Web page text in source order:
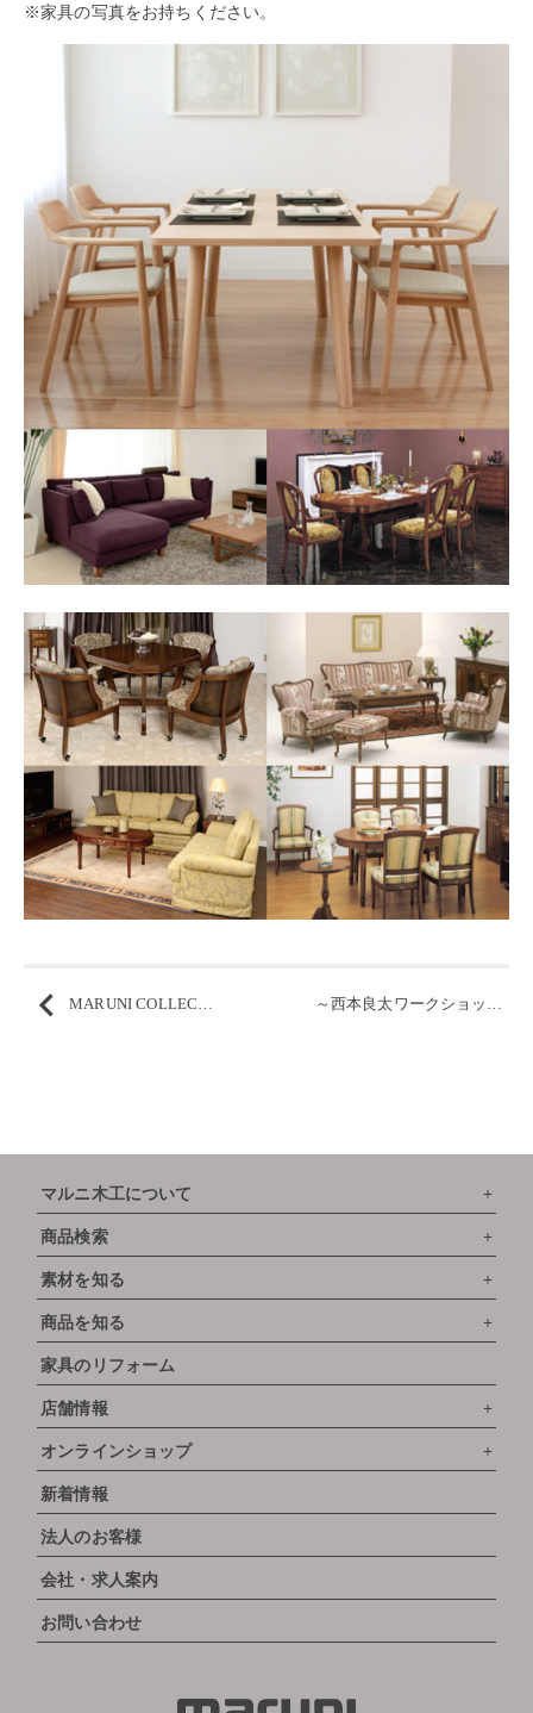
※家具の写真をお持ちください。
MARUNI COLLECTION 2014 ご案内
マルニ木工について
商品検索
素材を知る
商品を知る
家具のリフォーム
店舗情報
オンラインショップ
新着情報
法人のお客様
会社・求人案内
お問い合わせ